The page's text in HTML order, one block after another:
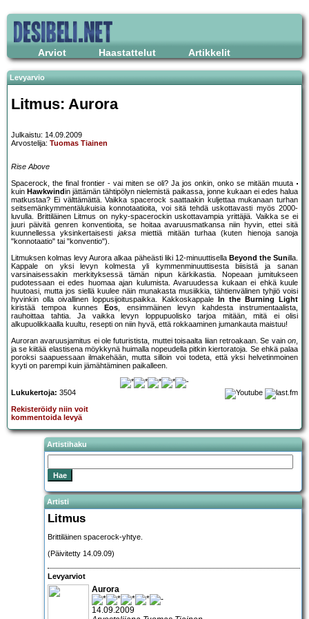
Arviot Haastattelut Artikkelit
Levyarvio
Litmus: Aurora
Julkaistu: 14.09.2009
Arvostelija: Tuomas Tiainen
Rise Above
Spacerock, the final frontier - vai miten se oli? Ja jos onkin, onko se mitään muuta
kuin Hawkwindin jättämän tähtipölyn nielemistä paikassa, jonne kukaan ei edes halua
matkustaa? Ei välttämättä. Vaikka spacerock saattaakin kuljettaa mukanaan turhan
seitsemänkymmentälukuisia konnotaatioita, voi sitä tehdä uskottavasti myös 2000-
luvulla. Brittiläinen Litmus on nyky-spacerockin uskottavampia yrittäjiä. Vaikka se ei
juuri päivitä genren konventioita, se hoitaa avaruusmatkansa niin hyvin, ettei sitä
kuunnellessa yksinkertaisesti jaksamiettiä mitään turhaa (kuten hienoja sanoja
"konnotaatio" tai "konventio").
Litmuksen kolmas levy Aurora alkaa päheästi liki 12-minuuttisella Beyond the Sunilla.
Kappale on yksi levyn kolmesta yli kymmenminuuttisesta biisistä ja sanan
varsinaisessakin merkityksessä tämän nipun kärkikastia. Nopeaan jumitukseen
pudotessaan ei edes huomaa ajan kulumista. Avaruudessa kukaan ei ehkä kuule
huutoasi, mutta jos siellä kuulee näin munakasta musiikkia, tähtienvälinen tyhjiö voisi
hyvinkin olla oivallinen loppusijoituspaikka. Kakkoskappale
In the Burning Light
kiristää tempoa kunnes
Eos, ensimmäinen levyn kahdesta instrumentaalista,
rauhoittaa tahtia. Ja vaikka levyn loppupuolisko tarjoa mitään, mitä ei olisi
alkupuolikkaalla kuultu, resepti on niin hyvä, että rokkaaminen jumankauta maistuu!
Auroran avaruusjamitus ei ole futuristista, muttei toisaalta liian retroakaan. Se vain on,
ja se kiitää elastisena möykkynä huimalla nopeudella pitkin kiertoratoja. Se ehkä palaa
poroksi saapuessaan ilmakehään, mutta silloin voi todeta, että yksi helvetinmoinen
kyyti on parempi kuin jämähtäminen paikalleen.
Lukukertoja: 3504
Rekisteröidy niin voit
kommentoida levyä
Artistihaku
Artisti
Litmus
Brittiläinen spacerock-yhtye.
(Päivitetty 14.09.09)
Levyarviot
Aurora
14.09.2009